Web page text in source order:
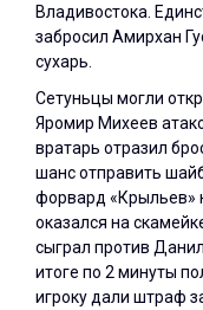
Владивостока.
забросил Амирхан
сухарь.
Сетуньцы могли
Яромир Михеев
вратарь отразил
шанс отправить
форвард «Крыльев»
оказался на
сыграл против
итоге по 2 минуты
игроку дали штраф